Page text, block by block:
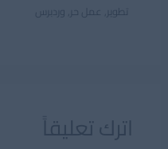
تطوير عمل حر وردبرس
اترك تعليقاً